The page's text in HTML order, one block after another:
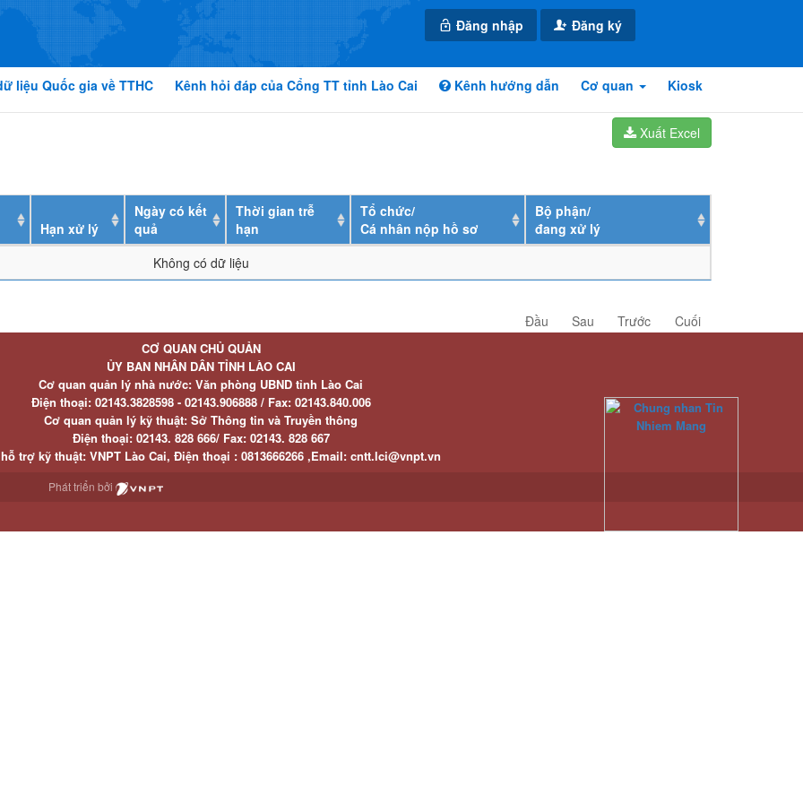
Đăng nhập Đăng ký
liệu Quốc gia về TTHC Kênh hỏi đáp của Cổng TT tỉnh Lào Cai Kênh hướng dẫn Cơ quan Kiosk
Xuất Excel
Hạn xử lý
Ngày có kết
quả
Thời gian trễ
hạn
Tổ chức/
Cá nhân nộp hồ sơ
Bộ phận/
đang xử lý
Không có dữ liệu
Đầu Sau Trước Cuối
CƠ QUAN CHỦ QUẢN
ỦY BAN NHÂN DÂN TỈNH LÀO CAI
Cơ quan quản lý nhà nước: Văn phòng UBND tỉnh Lào Cai
Điện thoại:02143.3828598 - 02143.906888 / Fax:02143.840.006
Cơ quan quản lý kỹ thuật: Sở Thông tin và Truyền thông
Điện thoại:02143. 828 666/ Fax:02143. 828 667
trợ kỹ thuật: VNPT Lào Cai, Điện thoại : 0813666266 ,Email: cntt.lci@vnpt.vn
Phát triển bởi